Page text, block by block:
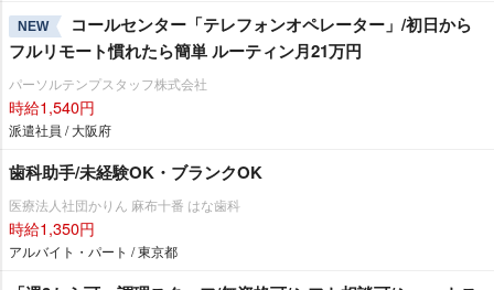
NEW
コールセンター「テレフォンオペレーター」/初日から
フルリモート慣れたら簡単 ルーティン月21万円
パーソルテンプスタッフ株式会社
時給1,540円
派遣社員 / 大阪府
歯科助手/未経験OK・ブランクOK
医療法人社団かりん 麻布十番 はな歯科
時給1,350円
アルバイト・パート / 東京都